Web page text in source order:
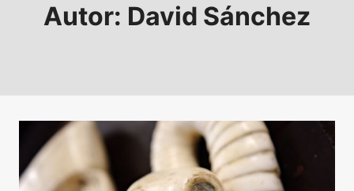
Autor: David Sánchez